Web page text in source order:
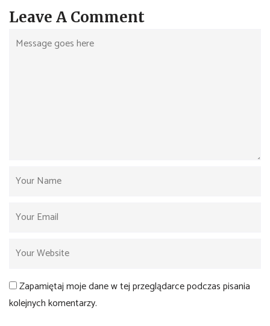
Leave A Comment
Zapamiętaj moje dane w tej przeglądarce podczas pisania
kolejnych komentarzy.